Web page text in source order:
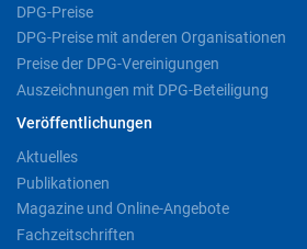
DPG-Preise
DPG-Preise mit anderen Organisationen
Preise der DPG-Vereinigungen
Auszeichnungen mit DPG-Beteiligung
Veröffentlichungen
Aktuelles
Publikationen
Magazine und Online-Angebote
Fachzeitschriften